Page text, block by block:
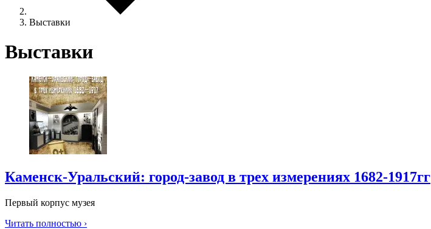
Выставки
Выставки
Каменск-Уральский: город-завод в трех измерениях 1682-1917гг
Первый корпус музея
Читать полностью ›